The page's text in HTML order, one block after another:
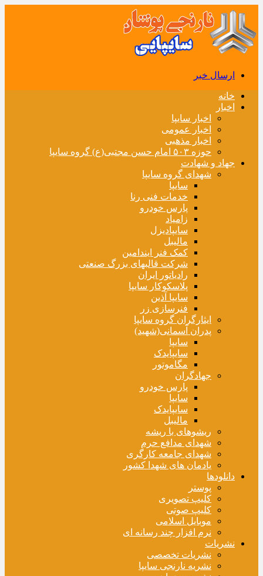
ارسال خبر
خانه
اخبار
اخبار سایپا
اخبار عمومی
اخبار مذهبی
حوزه ۵۰۳ امام حسن مجتبی(ع) گروه سایپا
جهاد و شهادت
شهدای گروه سایپا
سایپا
خدمات فنی رنا
پارس خودرو
زامیاد
سایپادیزل
مالیبل
کمک فنر ایندامین
شرکت قالبهای بزرگ صنعتی
رادیاتور ایران
پلاسکوکار سایپا
سایپا آذین
فنرسازی زر
ایثارگران گروه سایپا
پدران آسمانی(شهید)
سایپا
سایپایدک
مگاموتور
جهادگران
پارس خودرو
سایپا
سایپایدک
مالیبل
ریشوهای با ریشه
شهدای مدافع حرم
شهدای جامعه کارگری
یادمان های شهدا کشور
دانلودها
پوستر
کلیپ تصویری
کلیپ صوتی
موبایل اسلامی
نرم افزار چند رسانه ای
نشریات
نشریات تخصصی
نشریه نارنجی سایپا